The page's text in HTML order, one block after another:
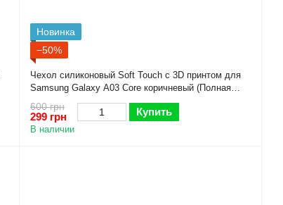
Новинка
−50%
Чехол силиконовый Soft Touch с 3D принтом для
Samsung Galaxy A03 Core коричневый (Полная
защита камеры)
600 грн
299 грн Купить
В наличии